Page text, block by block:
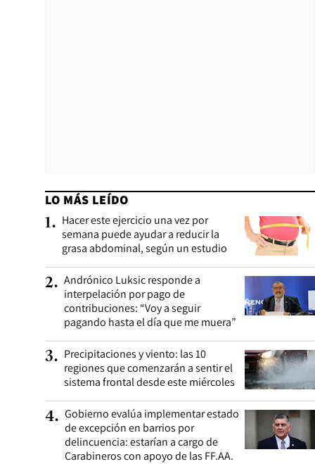
LO MÁS LEÍDO
1. Hacer este ejercicio una vez por
semana puede ayudar a reducir la
grasa abdominal, según un estudio
2. Andrónico Luksic responde a
interpelación por pago de
contribuciones: “Voy a seguir
pagando hasta el día que me muera”
3. Precipitaciones y viento: las 10
regiones que comenzarán a sentir el
sistema frontal desde este miércoles
4. Gobierno evalúa implementar estado
de excepción en barrios por
delincuencia: estarían a cargo de
Carabineros con apoyo de las FF.AA.